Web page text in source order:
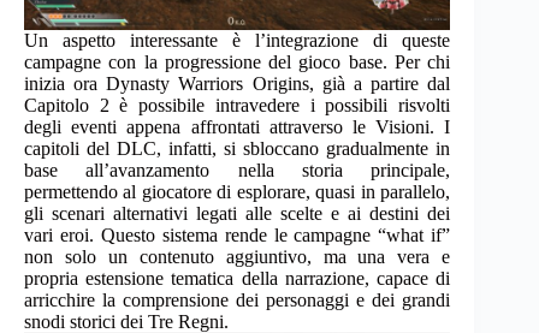
Un aspetto interessante è l’integrazione di queste
campagne con la progressione del gioco base. Per chi
inizia ora Dynasty Warriors Origins, già a partire dal
Capitolo 2 è possibile intravedere i possibili risvolti
degli eventi appena affrontati attraverso le Visioni. I
capitoli del DLC, infatti, si sbloccano gradualmente in
base all’avanzamento nella storia principale,
permettendo al giocatore di esplorare, quasi in parallelo,
gli scenari alternativi legati alle scelte e ai destini dei
vari eroi. Questo sistema rende le campagne “what if”
non solo un contenuto aggiuntivo, ma una vera e
propria estensione tematica della narrazione, capace di
arricchire la comprensione dei personaggi e dei grandi
snodi storici dei Tre Regni.